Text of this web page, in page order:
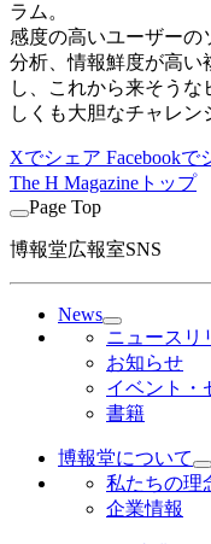
ラム。
感度の高いユーザーの
分析、情報鮮度が高い
し、これから来そう
しくも大胆なチャレン
Xでシェア Facebookで
The H Magazineトップ
Page Top
博報堂広報室SNS
News
ニュースリ
お知らせ
イベント・
書籍
博報堂について
私たちの理
企業情報